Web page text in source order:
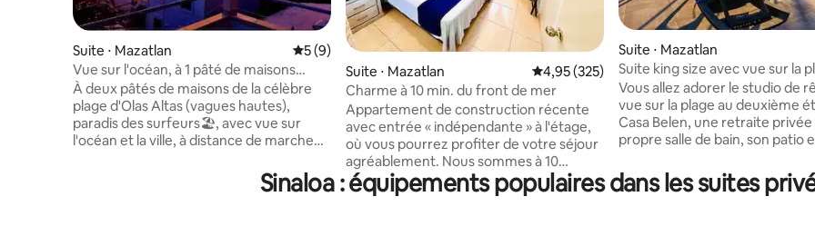
Suite ⋅ Mazatlan Évaluation moyenne sur la base de 9 commentaires : 5 sur 5
5 (9)
Vue sur l'océan, à 1 pâté de maisons
d'Olas Altas Beach-Centro
À deux pâtés de maisons de la célèbre
plage d'Olas Altas (vagues hautes),
paradis des surfeurs🏖, avec vue sur
l'océan et la ville, à distance de marche
pour manger, de la bonne musique live.
Mazatlan est classé parmi les 10 meilleurs
Suite ⋅ Mazatlan Évaluation moyenne sur la base de 325
4,95 (325)
Charme à 10 min. du front de mer
Appartement de construction récente
avec entrée « indépendante » à l'étage,
où vous pourrez profiter de votre séjour
agréablement. Nous sommes à 10
minutes de la plage et de la promenade
ainsi que de l'Aquarium et du stade de
Suite ⋅ Mazatlan
Suite king size avec vue sur la
salle de bain privative
Vous allez adorer le studio de
vue sur la plage au deuxième
Casa Belen, une retraite privée
propre salle de bain, son patio
et des restaurants locaux. La
dispose d'un lit King Size
Sinaloa : équipements populaires dans les suites